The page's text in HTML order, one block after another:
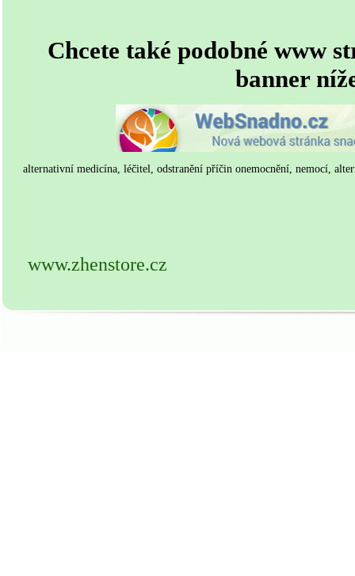
Chcete také podobné www
banner
alternativní medicína, léčitel, odstranění příčin onemocnění, nemocí,
www.zhenstore.cz